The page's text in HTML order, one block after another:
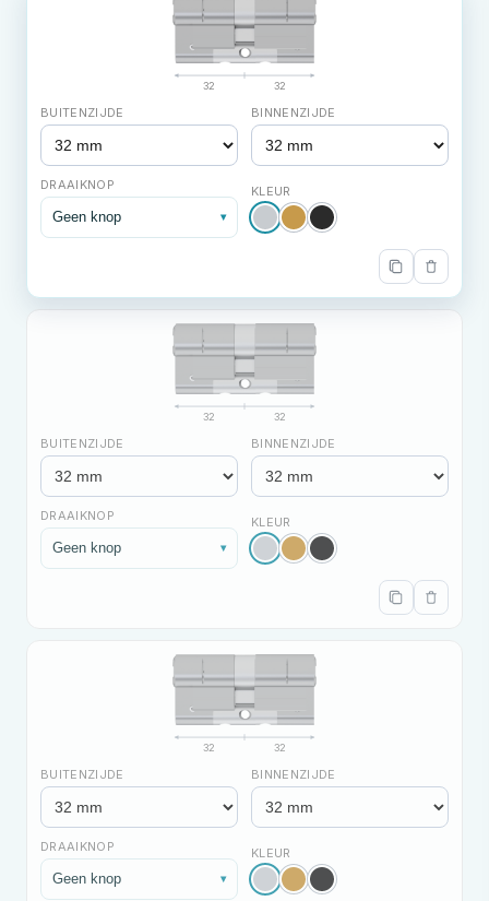
32 32
BUITENZIJDE BINNENZIJDE
DRAAIKNOP
Geen knop ▾
KLEUR
32 32
BUITENZIJDE BINNENZIJDE
DRAAIKNOP
Geen knop ▾
KLEUR
32 32
BUITENZIJDE BINNENZIJDE
DRAAIKNOP
Geen knop ▾
KLEUR